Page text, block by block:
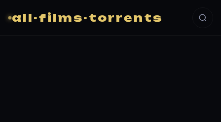
all-films-torrents